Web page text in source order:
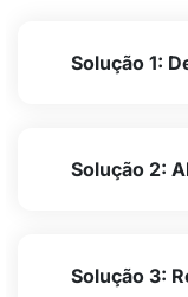
Solução 1:
Solução 2:
Solução 3: